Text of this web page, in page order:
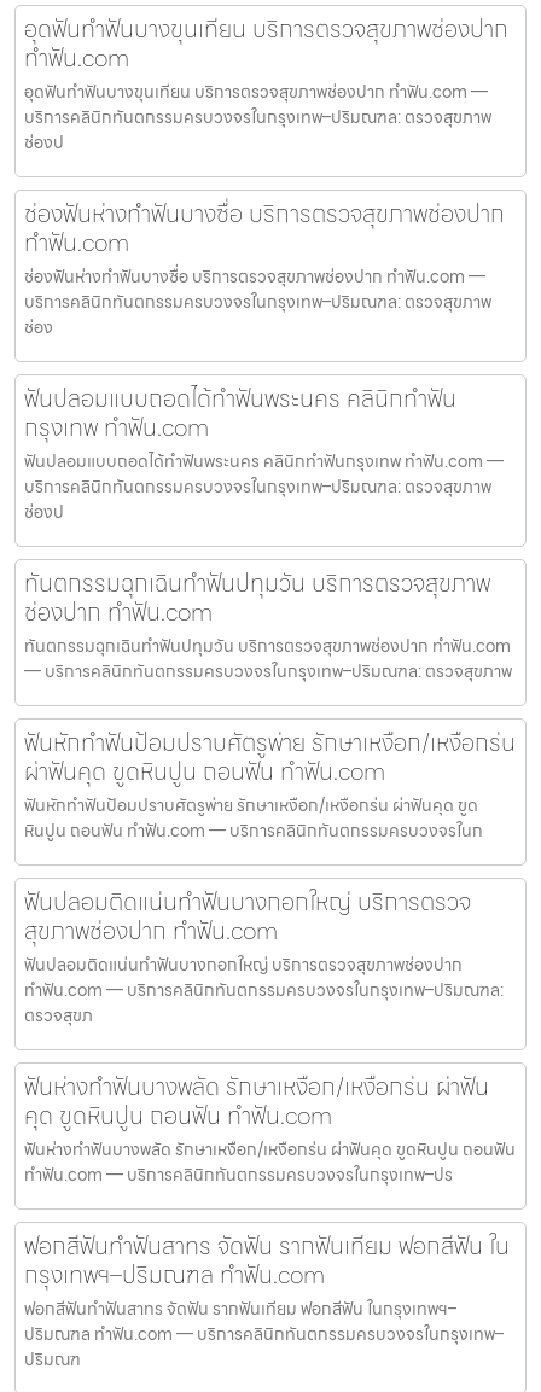
อุดฟันทำฟันบางขุนเทียน บริการตรวจสุขภาพช่องปาก
ทำฟัน.com
อุดฟันทำฟันบางขุนเทียน บริการตรวจสุขภาพช่องปาก ทำฟัน.com —
บริการคลินิกทันตกรรมครบวงจรในกรุงเทพ–ปริมณฑล: ตรวจสุขภาพ
ช่องป
ช่องฟันห่างทำฟันบางซื่อ บริการตรวจสุขภาพช่องปาก
ทำฟัน.com
ช่องฟันห่างทำฟันบางซื่อ บริการตรวจสุขภาพช่องปาก ทำฟัน.com —
บริการคลินิกทันตกรรมครบวงจรในกรุงเทพ–ปริมณฑล: ตรวจสุขภาพ
ช่อง
ฟันปลอมแบบถอดได้ทำฟันพระนคร คลินิกทำฟัน
กรุงเทพ ทำฟัน.com
ฟันปลอมแบบถอดได้ทำฟันพระนคร คลินิกทำฟันกรุงเทพ ทำฟัน.com —
บริการคลินิกทันตกรรมครบวงจรในกรุงเทพ–ปริมณฑล: ตรวจสุขภาพ
ช่องป
ทันตกรรมฉุกเฉินทำฟันปทุมวัน บริการตรวจสุขภาพ
ช่องปาก ทำฟัน.com
ทันตกรรมฉุกเฉินทำฟันปทุมวัน บริการตรวจสุขภาพช่องปาก ทำฟัน.com
— บริการคลินิกทันตกรรมครบวงจรในกรุงเทพ–ปริมณฑล: ตรวจสุขภาพ
ฟันหักทำฟันป้อมปราบศัตรูพ่าย รักษาเหงือก/เหงือกร่น
ผ่าฟันคุด ขูดหินปูน ถอนฟัน ทำฟัน.com
ฟันหักทำฟันป้อมปราบศัตรูพ่าย รักษาเหงือก/เหงือกร่น ผ่าฟันคุด ขูด
หินปูน ถอนฟัน ทำฟัน.com — บริการคลินิกทันตกรรมครบวงจรในก
ฟันปลอมติดแน่นทำฟันบางกอกใหญ่ บริการตรวจ
สุขภาพช่องปาก ทำฟัน.com
ฟันปลอมติดแน่นทำฟันบางกอกใหญ่ บริการตรวจสุขภาพช่องปาก
ทำฟัน.com — บริการคลินิกทันตกรรมครบวงจรในกรุงเทพ–ปริมณฑล:
ตรวจสุขภ
ฟันห่างทำฟันบางพลัด รักษาเหงือก/เหงือกร่น ผ่าฟัน
คุด ขูดหินปูน ถอนฟัน ทำฟัน.com
ฟันห่างทำฟันบางพลัด รักษาเหงือก/เหงือกร่น ผ่าฟันคุด ขูดหินปูน ถอนฟัน
ทำฟัน.com — บริการคลินิกทันตกรรมครบวงจรในกรุงเทพ–ปร
ฟอกสีฟันทำฟันสาทร จัดฟัน รากฟันเทียม ฟอกสีฟัน ใน
กรุงเทพฯ–ปริมณฑล ทำฟัน.com
ฟอกสีฟันทำฟันสาทร จัดฟัน รากฟันเทียม ฟอกสีฟัน ในกรุงเทพฯ–
ปริมณฑล ทำฟัน.com — บริการคลินิกทันตกรรมครบวงจรในกรุงเทพ–
ปริมณฑ